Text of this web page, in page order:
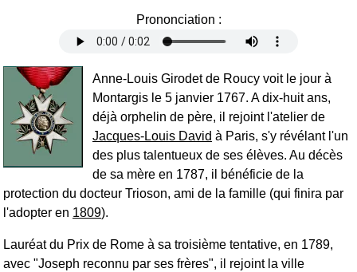
Prononciation :
Anne-Louis Girodet de Roucy voit le jour à
Montargis le 5 janvier 1767. A dix-huit ans,
déjà orphelin de père, il rejoint l'atelier de
Jacques-Louis David à Paris, s'y révélant l'un
des plus talentueux de ses élèves. Au décès
de sa mère en 1787, il bénéficie de la
protection du docteur Trioson, ami de la famille (qui finira par
l'adopter en 1809).
Lauréat du Prix de Rome à sa troisième tentative, en 1789,
avec "Joseph reconnu par ses frères", il rejoint la ville